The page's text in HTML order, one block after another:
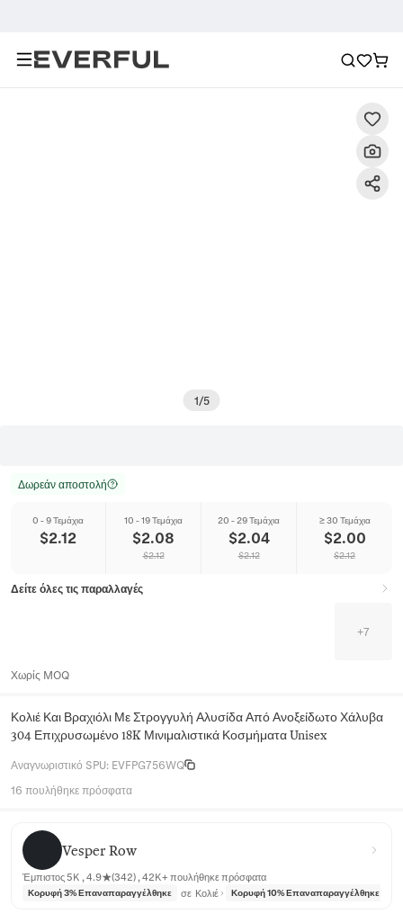
1/5
Δωρεάν αποστολή
0 - 9 Τεμάχια
$2.12
10 - 19 Τεμάχια
$2.08
$2.12
20 - 29 Τεμάχια
$2.04
$2.12
≥ 30 Τεμάχια
$2.00
$2.12
Δείτε όλες τις παραλλαγές
+7
Χωρίς MOQ
Κολιέ Και Βραχιόλι Με Στρογγυλή Αλυσίδα Από Ανοξείδωτο Χάλυβα
304 Επιχρυσωμένο 18K Μινιμαλιστικά Κοσμήματα Unisex
Αναγνωριστικό SPU: EVFPG756WQ
16 πουλήθηκε πρόσφατα
Vesper Row
Vesper Row
Έμπιστος 5K , 4.9★(342) , 42K+ πουλήθηκε πρόσφατα
Κορυφή 3% Επαναπαραγγέλθηκε σε Κολιέ Κορυφή 10% Επαναπαραγγέλθηκε